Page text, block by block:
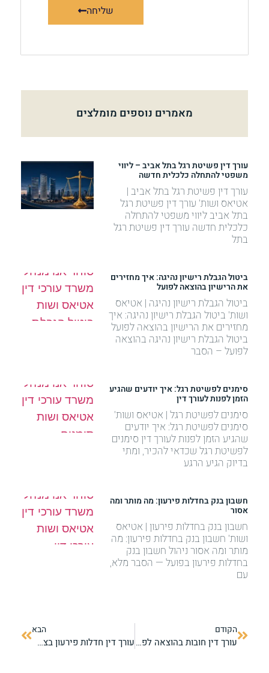
שליחה
מאמרים נוספים מומלצים
עורך דין פשיטת רגל בתל אביב – ליווי
משפטי להתחלה כלכלית חדשה
עורך דין פשיטת רגל בתל אביב |
אטיאס ושות' עורך דין פשיטת רגל
בתל אביב ליווי משפטי להתחלה
כלכלית חדשה עורך דין פשיטת רגל
בתל
ביטול הגבלת רישיון נהיגה: איך מחזירים
את הרישיון בהוצאה לפועל
ביטול הגבלת רישיון נהיגה | אטיאס
ושות' ביטול הגבלת רישיון נהיגה: איך
מחזירים את הרישיון בהוצאה לפועל
ביטול הגבלת רישיון נהיגה בהוצאה
לפועל – הסבר
סימנים לפשיטת רגל: איך יודעים שהגיע
הזמן לפנות לעורך דין
סימנים לפשיטת רגל | אטיאס ושות'
סימנים לפשיטת רגל: איך יודעים
שהגיע הזמן לפנות לעורך דין סימנים
לפשיטת רגל שכדאי להכיר, ומתי
בדיוק הגיע הרגע
חשבון בנק בחדלות פירעון: מה מותר ומה
אסור
חשבון בנק בחדלות פירעון | אטיאס
ושות' חשבון בנק בחדלות פירעון: מה
מותר ומה אסור ניהול חשבון בנק
בחדלות פירעון בפועל — הסבר מלא,
עם
הקודם
עורך דין חובות בהוצאה לפועל — תושבי הקריות והצפון
הבא
עורך דין חדלות פירעון בצפון — מחיקת חובות וביטול עיקולים